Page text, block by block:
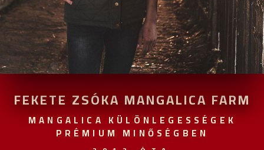
FEKETE ZSÓKA MANGALICA FARM
MANGALICA KÜLÖNLEGESSÉGEK
PRÉMIUM MINŐSÉGBEN